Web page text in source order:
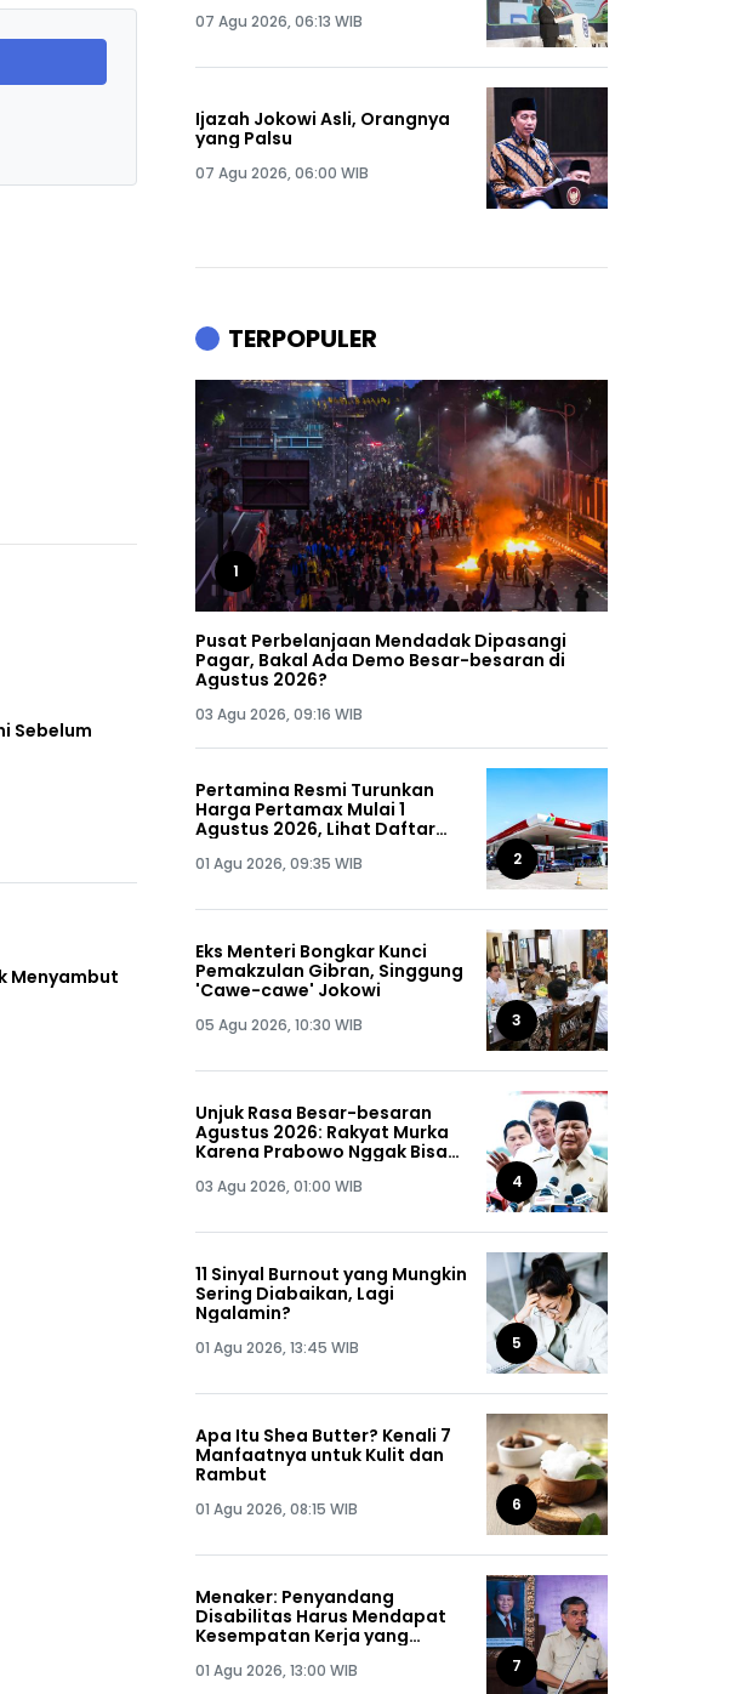
Sebelum
Menyambut
07 Agu 2026, 06:13 WIB
Ijazah Jokowi Asli, Orangnya
yang Palsu
07 Agu 2026, 06:00 WIB
TERPOPULER
1
Pusat Perbelanjaan Mendadak Dipasangi
Pagar, Bakal Ada Demo Besar-besaran di
Agustus 2026?
03 Agu 2026, 09:16 WIB
Pertamina Resmi Turunkan
Harga Pertamax Mulai 1
Agustus 2026, Lihat Daftar
01 Agu 2026, 09:35 WIB 2
Eks Menteri Bongkar Kunci
Pemakzulan Gibran, Singgung
'Cawe-cawe' Jokowi
05 Agu 2026, 10:30 WIB 3
Unjuk Rasa Besar-besaran
Agustus 2026: Rakyat Murka
Karena Prabowo Nggak Bisa
03 Agu 2026, 01:00 WIB 4
11 Sinyal Burnout yang Mungkin
Sering Diabaikan, Lagi
Ngalamin?
01 Agu 2026, 13:45 WIB 5
Apa Itu Shea Butter? Kenali 7
Manfaatnya untuk Kulit dan
Rambut
01 Agu 2026, 08:15 WIB 6
Menaker: Penyandang
Disabilitas Harus Mendapat
Kesempatan Kerja yang
01 Agu 2026, 13:00 WIB 7